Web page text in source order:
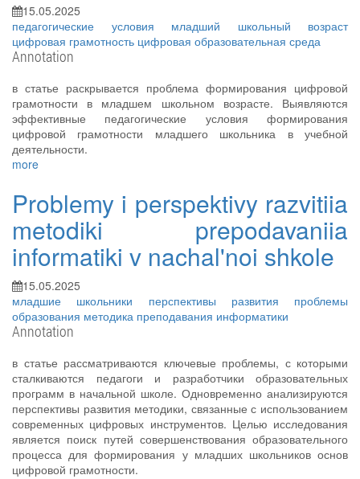
15.05.2025
педагогические условия младший школьный возраст
цифровая грамотность цифровая образовательная среда
Annotation
в статье раскрывается проблема формирования цифровой
грамотности в младшем школьном возрасте. Выявляются
эффективные педагогические условия формирования
цифровой грамотности младшего школьника в учебной
деятельности.
more
Problemy i perspektivy razvitiia
metodiki prepodavaniia
informatiki v nachal'noi shkole
15.05.2025
младшие школьники перспективы развития проблемы
образования методика преподавания информатики
Annotation
в статье рассматриваются ключевые проблемы, с которыми
сталкиваются педагоги и разработчики образовательных
программ в начальной школе. Одновременно анализируются
перспективы развития методики, связанные с использованием
современных цифровых инструментов. Целью исследования
является поиск путей совершенствования образовательного
процесса для формирования у младших школьников основ
цифровой грамотности.